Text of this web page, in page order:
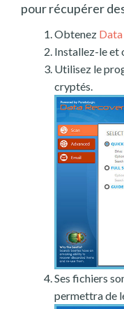
pour récupérer
Obtenez
Installez-le et
Utilisez le
cryptés.
Ses fichiers
permettra de